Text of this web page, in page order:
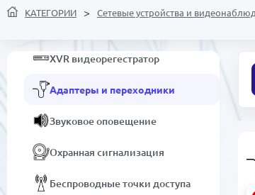
КАТЕГОРИИ Сетевые устройства и
XVR видеорегестратор
Адаптеры и переходники
Звуковое оповещение
Охранная сигнализация
Беспроводные точки доступа